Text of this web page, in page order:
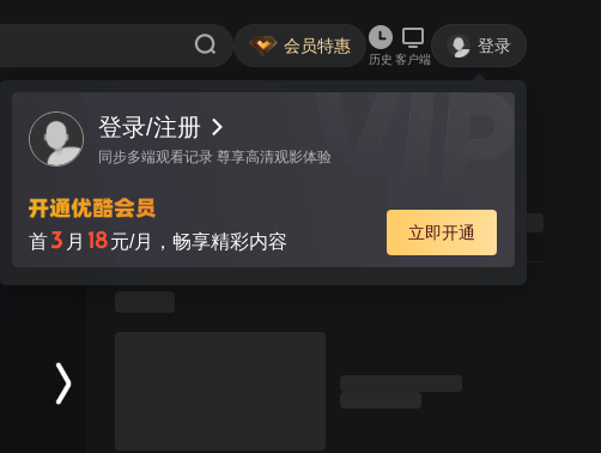
会员特惠
历史 客户端
登录
登录/注册
同步多端观看记录 尊享高清观影体验
首3 月 18元/月，畅享精彩内容 立即开通